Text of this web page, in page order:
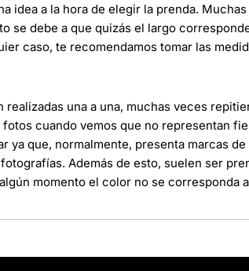
idea a la hora de elegir la prenda.
se debe a que quizás el largo
caso, te recomendamos tomar las
realizadas una a una, muchas veces
cuando vemos que no representan
ya que, normalmente, presenta marcas
Además de esto, suelen ser
momento el color no se corresponda